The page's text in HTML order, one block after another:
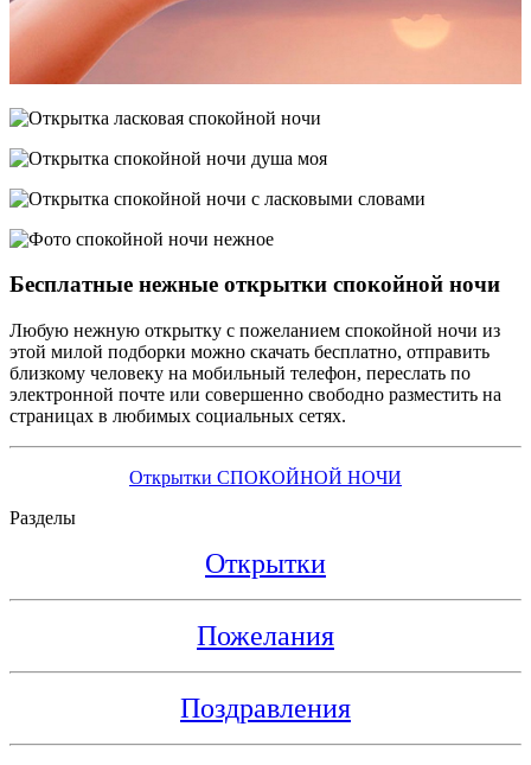
Бесплатные нежные открытки спокойной ночи
Любую нежную открытку с пожеланием спокойной ночи из
этой милой подборки можно скачать бесплатно, отправить
близкому человеку на мобильный телефон, переслать по
электронной почте или совершенно свободно разместить на
страницах в любимых социальных сетях.
Открытки СПОКОЙНОЙ НОЧИ
Разделы
Открытки
Пожелания
Поздравления